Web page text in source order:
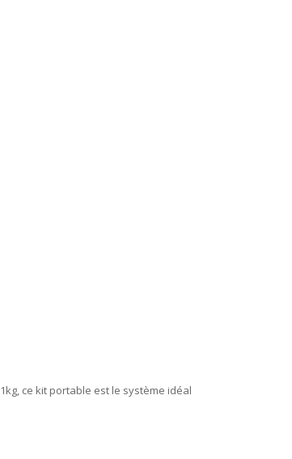
ce kit portable est le système idéal